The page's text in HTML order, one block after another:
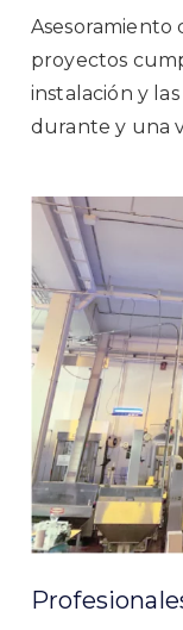
proyectos
instalación y
durante y una